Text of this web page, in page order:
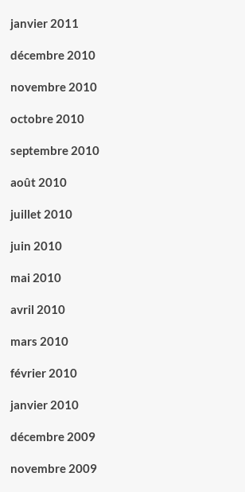
janvier 2011
décembre 2010
novembre 2010
octobre 2010
septembre 2010
août 2010
juillet 2010
juin 2010
mai 2010
avril 2010
mars 2010
février 2010
janvier 2010
décembre 2009
novembre 2009